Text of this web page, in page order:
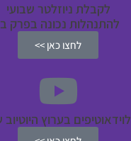
לקבלת ניוזלטר שבועי
להתנהלות נכונה בפרק
לחצו כאן >>
לוידאוטיפים בערוץ היוטיוב